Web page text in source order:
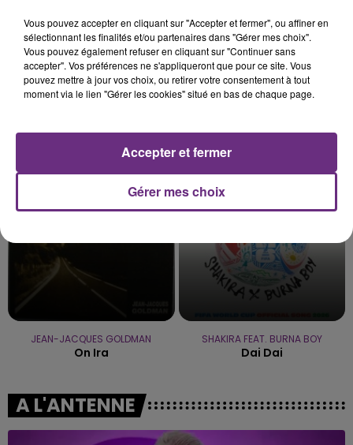
5h04
5h04
JEAN-JACQUES GOLDMAN
On Ira
5h00
5h00
SHAKIRA FEAT. BURNA BOY
Dai Dai
A L'ANTENNE
Vous pouvez accepter en cliquant sur "Accepter et fermer", ou affiner en
sélectionnant les finalités et/ou partenaires dans "Gérer mes choix".
Vous pouvez également refuser en cliquant sur "Continuer sans
accepter". Vos préférences ne s'appliqueront que pour ce site. Vous
pouvez mettre à jour vos choix, ou retirer votre consentement à tout
moment via le lien "Gérer les cookies" situé en bas de chaque page.
Gérer mes choix
Accepter et fermer